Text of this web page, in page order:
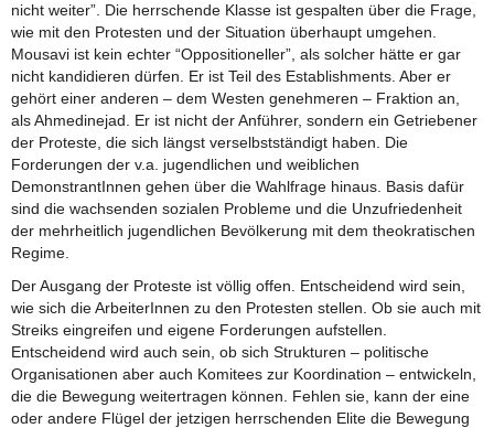
nicht weiter”. Die herrschende Klasse ist gespalten über die Frage,
wie mit den Protesten und der Situation überhaupt umgehen.
Mousavi ist kein echter “Oppositioneller”, als solcher hätte er gar
nicht kandidieren dürfen. Er ist Teil des Establishments. Aber er
gehört einer anderen – dem Westen genehmeren – Fraktion an,
als Ahmedinejad. Er ist nicht der Anführer, sondern ein Getriebener
der Proteste, die sich längst verselbstständigt haben. Die
Forderungen der v.a. jugendlichen und weiblichen
DemonstrantInnen gehen über die Wahlfrage hinaus. Basis dafür
sind die wachsenden sozialen Probleme und die Unzufriedenheit
der mehrheitlich jugendlichen Bevölkerung mit dem theokratischen
Regime.
Der Ausgang der Proteste ist völlig offen. Entscheidend wird sein,
wie sich die ArbeiterInnen zu den Protesten stellen. Ob sie auch mit
Streiks eingreifen und eigene Forderungen aufstellen.
Entscheidend wird auch sein, ob sich Strukturen – politische
Organisationen aber auch Komitees zur Koordination – entwickeln,
die die Bewegung weitertragen können. Fehlen sie, kann der eine
oder andere Flügel der jetzigen herrschenden Elite die Bewegung